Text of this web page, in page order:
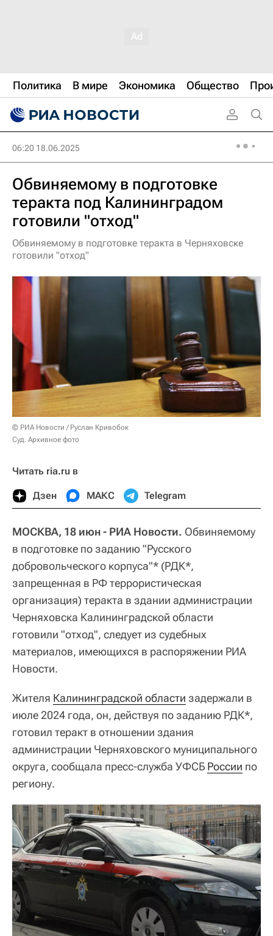
Политика В мире Экономика Общество
06:20 18.06.2025
Обвиняемому в подготовке
теракта под Калининградом
готовили "отход"
Обвиняемому в подготовке теракта в Черняховске
готовили "отход"
© РИА Новости / Руслан Кривобок
Суд. Архивное фото
Читать ria.ru в
Дзен МАКС Telegram
МОСКВА, 18 июн - РИА Новости. Обвиняемому
в подготовке по заданию "Русского
добровольческого корпуса"* (РДК*,
запрещенная в РФ террористическая
организация) теракта в здании администрации
Черняховска Калининградской области
готовили "отход", следует из судебных
материалов, имеющихся в распоряжении РИА
Новости.
Жителя Калининградской области задержали в
июле 2024 года, он, действуя по заданию РДК*,
готовил теракт в отношении здания
администрации Черняховского муниципального
округа, сообщала пресс-служба УФСБ России по
региону.